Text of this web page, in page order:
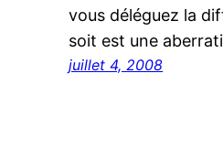
vous déléguez la
soit est une
juillet 4, 2008